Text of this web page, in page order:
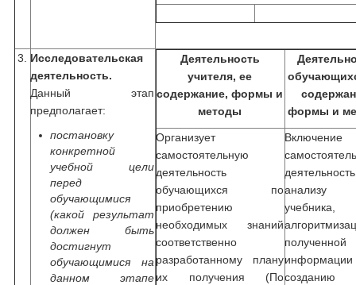
3.
Исследовательская
деятельность.
Данный этап
предполагает:
постановку
конкретной
учебной цели
перед
обучающимися
(какой результат
должен быть
достигнут
обучающимися на
данном этапе
Деятельность
учителя, ее
содержание, формы и
методы
формы и
Организует
самостоятельную
деятельность
обучающихся по
приобретению
необходимых знаний
соответственно
разработанному плану
их получения (По
анализу
учебника,
полученной
созданию